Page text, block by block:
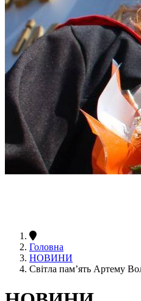
Головна
НОВИНИ
Світла пам’ять Артему